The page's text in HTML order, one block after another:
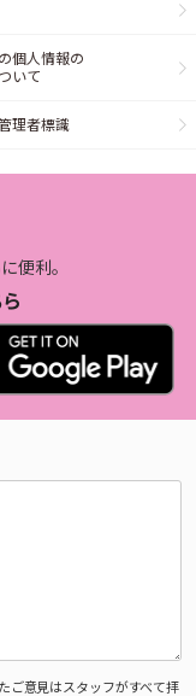
個人情報の
いて
理者標識
便利。
ご意見はスタッフがすべて拝